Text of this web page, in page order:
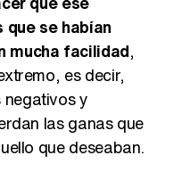
Belén Esteban: "Estoy emocionada, muy contenta y muy feliz por llegar a RTVE"
se habían
mucha facilidad,
es decir,
negativos y
las ganas que
que deseaban.